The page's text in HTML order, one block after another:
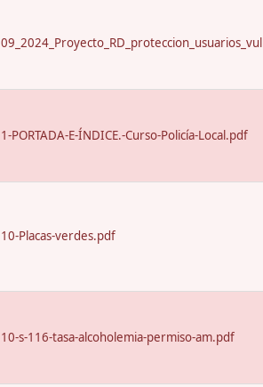
1-PORTADA-E-ÍNDICE.-Curso-Policía-Local.pdf
10-Placas-verdes.pdf
10-s-116-tasa-alcoholemia-permiso-am.pdf